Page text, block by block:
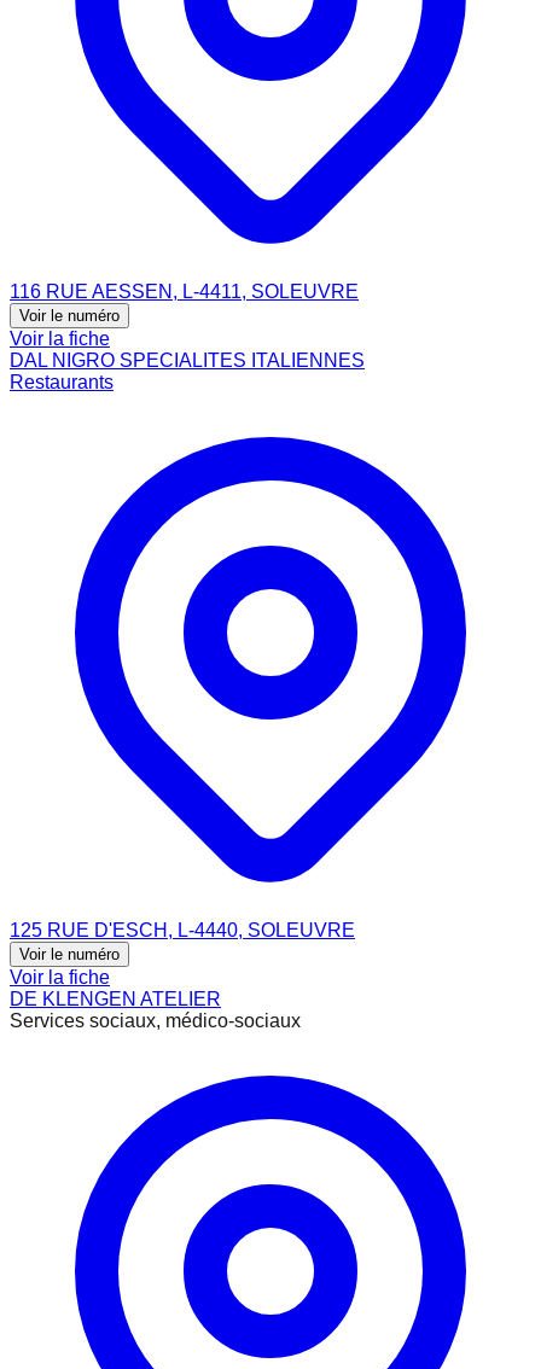
116 RUE AESSEN, L-4411, SOLEUVRE
Voir le numéro
Voir la fiche
DAL NIGRO SPECIALITES ITALIENNES
Restaurants
125 RUE D'ESCH, L-4440, SOLEUVRE
Voir le numéro
Voir la fiche
DE KLENGEN ATELIER
Services sociaux, médico-sociaux